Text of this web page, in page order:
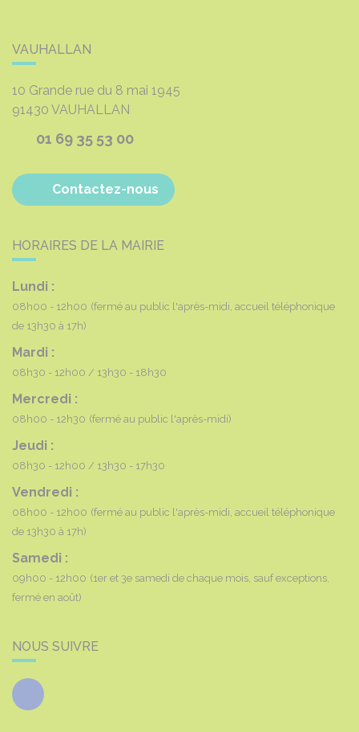
VAUHALLAN
10 Grande rue du 8 mai 1945
91430 VAUHALLAN
01 69 35 53 00
Contactez-nous
HORAIRES DE LA MAIRIE
Lundi :
08h00 - 12h00 (fermé au public l'après-midi, accueil téléphonique
de 13h30 à 17h)
Mardi :
08h30 - 12h00 13h30 - 18h30
Mercredi :
08h00 - 12h30 (fermé au public l'après-midi)
Jeudi :
08h30 - 12h00 13h30 - 17h30
Vendredi :
08h00 - 12h00 (fermé au public l'après-midi, accueil téléphonique
de 13h30 à 17h)
Samedi :
09h00 - 12h00 (1er et 3e samedi de chaque mois, sauf exceptions,
fermé en août)
NOUS SUIVRE
Facebook